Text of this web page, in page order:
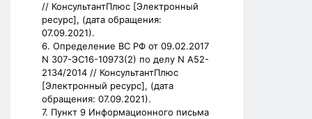
// КонсультантПлюс [Электронный
ресурс], (дата обращения:
07.09.2021).
6. Определение ВС РФ от 09.02.2017
N 307-ЭС16-10973(2) по делу N А52-
2134/2014 // КонсультантПлюс
[Электронный ресурс], (дата
обращения: 07.09.2021).
7. Пункт 9 Информационного письма